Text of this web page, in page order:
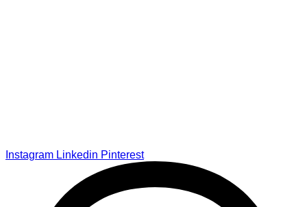
Instagram Linkedin Pinterest